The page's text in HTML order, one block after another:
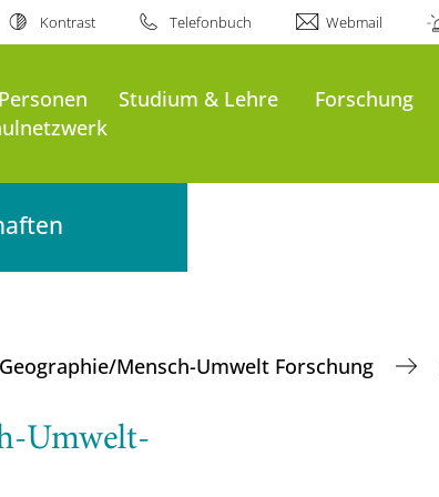
Kontrast Telefonbuch Webmail
Personen Studium & Lehre Forschung
Mensch-Umwelt Forschung
Umwelt-